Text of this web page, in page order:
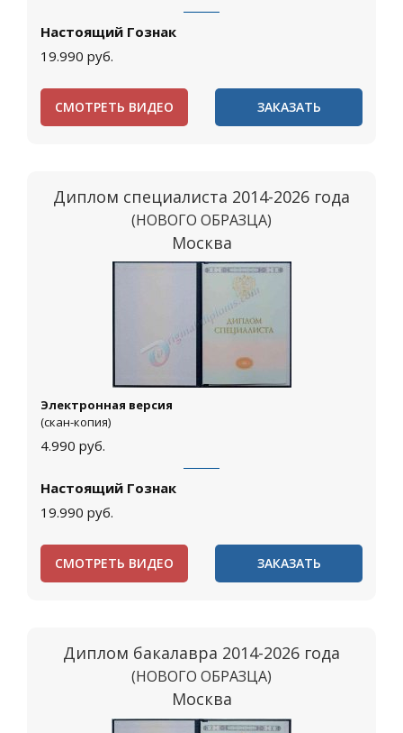
Настоящий Гознак
19.990 руб.
СМОТРЕТЬ ВИДЕО ЗАКАЗАТЬ
Диплом специалиста 2014-2026 года
(НОВОГО ОБРАЗЦА)
Москва
Электронная версия
(скан-копия)
4.990 руб.
Настоящий Гознак
19.990 руб.
СМОТРЕТЬ ВИДЕО ЗАКАЗАТЬ
Диплом бакалавра 2014-2026 года
(НОВОГО ОБРАЗЦА)
Москва